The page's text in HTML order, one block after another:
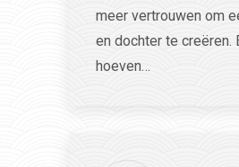
meer vertrouwen om
en dochter te creëren.
hoeven…